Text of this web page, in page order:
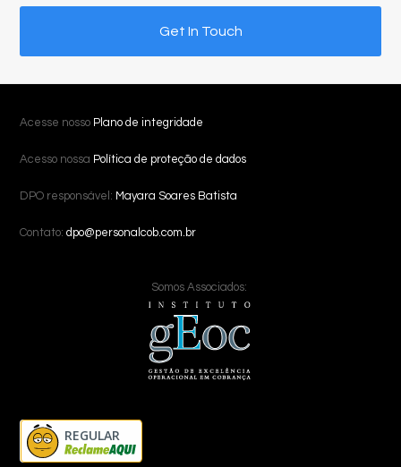
Get In Touch
Acesse nosso Plano de integridade
Acesso nossa Política de proteção de dados
DPO responsável: Mayara Soares Batista
Contato:dpo@personalcob.com.br
Somos Associados:
REGULAR